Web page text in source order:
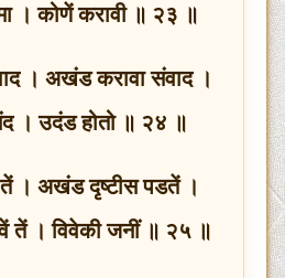
। कोणें करावी ॥ २३ ॥
। अखंड करावा संवाद ।
। उदंड होतो ॥ २४ ॥
तें । अखंड दृष्टीस पडतें ।
तें । विवेकी जनीं ॥ २५ ॥